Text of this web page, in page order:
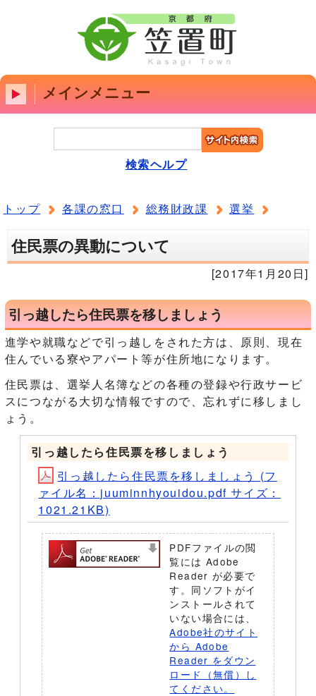
メインメニュー
検索ヘルプ
トップ 各課の窓口 総務財政課 選挙
住民票の異動について
[2017年1月20日]
引っ越したら住民票を移しましょう
進学や就職などで引っ越しをされた方は、原則、現在
住んでいる寮やアパート等が住所地になります。
住民票は、選挙人名簿などの各種の登録や行政サービ
スにつながる大切な情報ですので、忘れずに移しまし
ょう。
引っ越したら住民票を移しましょう
引っ越したら住民票を移しましょう (フ
ァイル名：juuminnhyouidou.pdf サイズ：
1021.21KB)
PDFファイルの閲
覧には Adobe
Reader が必要で
す。同ソフトがイ
ンストールされて
いない場合には、
Adobe社のサイト
から Adobe
Reader をダウン
ロード（無償）し
てください。